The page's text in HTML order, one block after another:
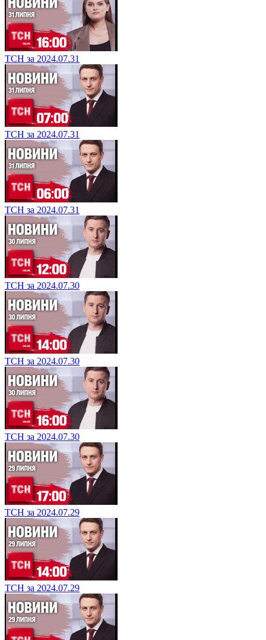
ТСН за 2024.07.31
ТСН за 2024.07.31
ТСН за 2024.07.31
ТСН за 2024.07.30
ТСН за 2024.07.30
ТСН за 2024.07.30
ТСН за 2024.07.29
ТСН за 2024.07.29